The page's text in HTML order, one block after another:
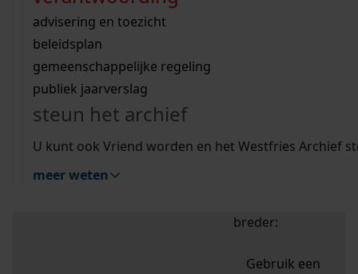
bouwvergunningen
omgevingsvergunningen
vergunningen
beeld en geluid
uitleg nodig?
Wij helpen u op weg met een aantal zoektips.
bekijk alle zoektips
Wij helpen u op weg met een aantal zoektips.
bekijk alle zoektips
bekijk ons geschiedenislokaal
advisering en toezicht
beleidsplan
gemeenschappelijke regeling
publiek jaarverslag
steun het archief
U kunt ook Vriend worden en het Westfries Archief
meer weten
zoektips
Mijn Studiezaal (inloggen)
uw zoekopdracht te
breder:
Gebruik een